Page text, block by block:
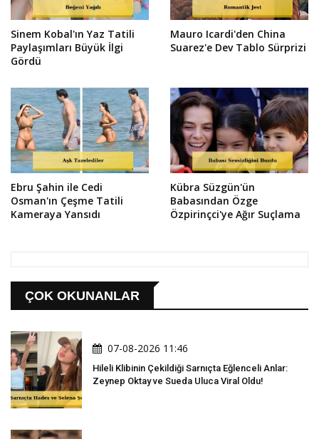
Sinem Kobal'ın Yaz Tatili
Paylaşımları Büyük İlgi
Gördü
Mauro Icardi'den China
Suarez'e Dev Tablo Sürprizi
Ebru Şahin ile Cedi
Osman'ın Çeşme Tatili
Kameraya Yansıdı
Kübra Süzgün'ün
Babasından Özge
Özpirinçci'ye Ağır Suçlama
ÇOK OKUNANLAR
07-08-2026 11:46
Hileli Klibinin Çekildiği Sarnıçta Eğlenceli Anlar:
Zeynep Oktay ve Sueda Uluca Viral Oldu!